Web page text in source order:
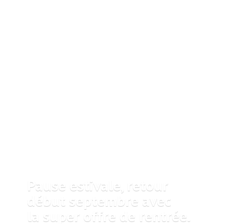
Pause estivale, retour
début septembre avec
la super offre de rentrée.